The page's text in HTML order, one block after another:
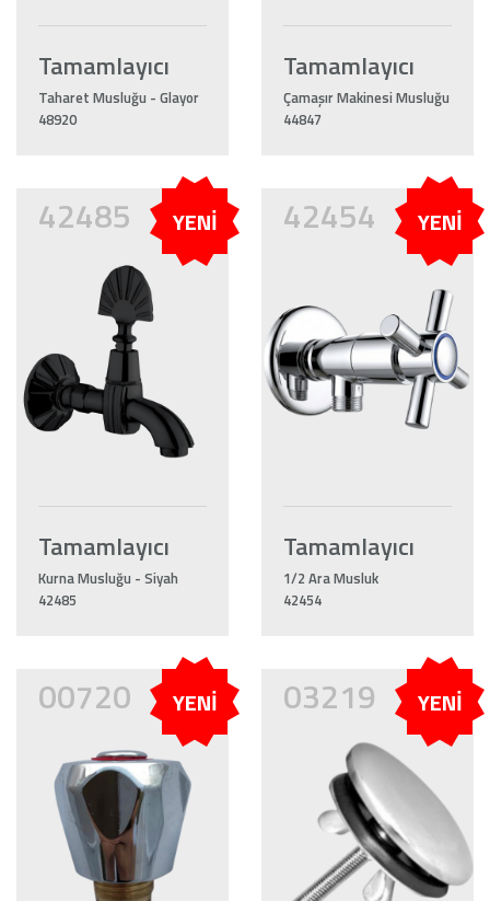
Tamamlayıcı
Taharet Musluğu - Glayor
48920
Tamamlayıcı
Çamaşır Makinesi Musluğu
44847
42485 YENİ
Tamamlayıcı
Kurna Musluğu - Siyah
42485
42454 YENİ
Tamamlayıcı
1/2 Ara Musluk
42454
00720 YENİ 03219 YENİ